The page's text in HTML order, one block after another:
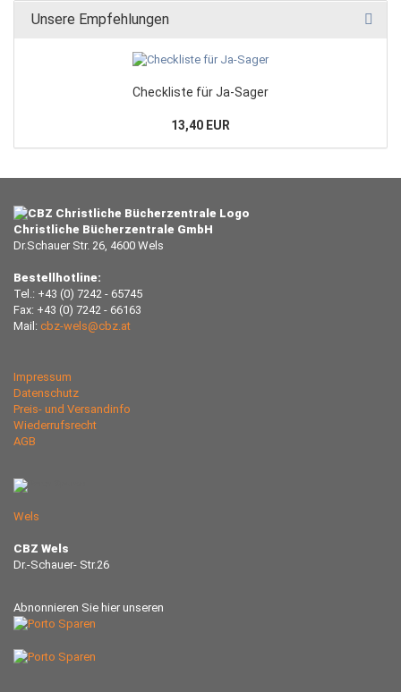
Unsere Empfehlungen
Checkliste für Ja-Sager
13,40 EUR
Christliche Bücherzentrale GmbH
Dr.Schauer Str. 26, 4600 Wels
Bestellhotline:
Tel.: +43 (0) 7242 - 65745
Fax: +43 (0) 7242 - 66163
Mail: cbz-wels@cbz.at
Impressum
Datenschutz
Preis- und Versandinfo
Wiederrufsrecht
AGB
Wels
CBZ Wels
Dr.-Schauer- Str.26
Abnonnieren Sie hier unseren